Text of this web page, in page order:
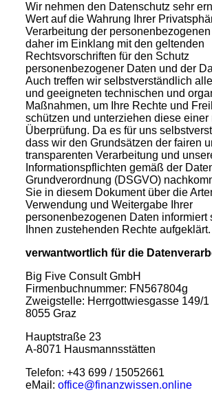
Wir nehmen den Datenschutz sehr
Wert auf die Wahrung Ihrer
Verarbeitung der
daher im Einklang mit den geltenden
Rechtsvorschriften für den Schutz
personenbezogener Daten und der
Auch treffen wir selbstverständlich
und geeigneten technischen und
Maßnahmen, um Ihre Rechte und
schützen und unterziehen diese
Überprüfung. Da es für uns
dass wir den Grundsätzen der fairen
transparenten Verarbeitung und
Informationspflichten gemäß der
Grundverordnung (DSGVO)
Sie in diesem Dokument über die
Verwendung und Weitergabe Ihrer
personenbezogenen Daten informiert
Ihnen zustehenden Rechte aufgeklärt.
verwantwortlich für die
Big Five Consult GmbH
Firmenbuchnummer: FN567804g
Zweigstelle: Herrgottwiesgasse 149/1
8055 Graz
Hauptstraße 23
A-8071 Hausmannsstätten
Telefon: +43 699 / 15052661
eMail:office@finanzwissen.online